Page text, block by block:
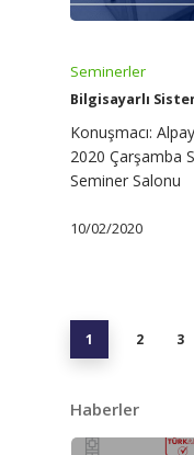
Seminerler
Bilgisayarlı
Konuşmacı:
2020 Çarşamba
Seminer Salonu
10/02/2020
1 2 3
Haberler